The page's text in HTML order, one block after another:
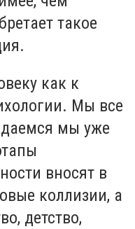
такое
как к
Мы все
мы уже
вносят в
коллизии, а
детство,